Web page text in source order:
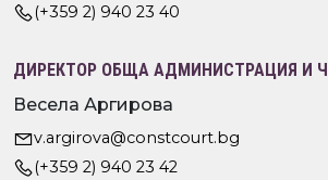
(+359 2) 940 23 40
ДИРЕКТОР ОБЩА АДМИНИСТРАЦИЯ И
Весела Аргирова
v.argirova@constcourt.bg
(+359 2) 940 23 42